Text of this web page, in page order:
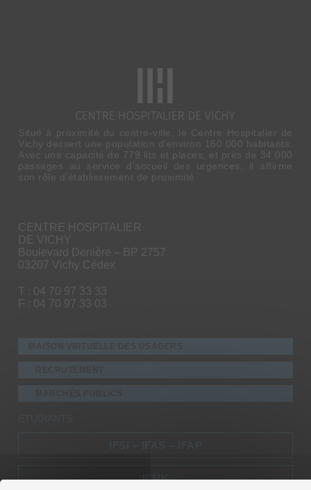
Situé à proximité du centre-ville, le Centre Hospitalier de
Vichy dessert une population d’environ 160 000 habitants.
Avec une capacité de 779 lits et places, et près de 34 000
passages au service d’accueil des urgences, il affirme
son rôle d’établissement de proximité.
CENTRE HOSPITALIER
DE VICHY
Boulevard Denière – BP 2757
03207 Vichy Cédex
T : 04 70 97 33 33
F : 04 70 97 33 03
IFMK